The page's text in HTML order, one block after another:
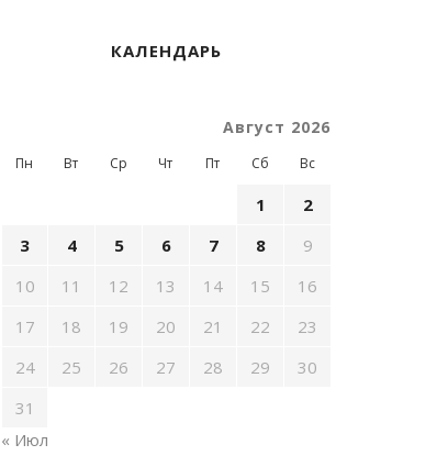
КАЛЕНДАРЬ
Август 2026
Пн Вт Ср Чт Пт Сб Вс
1
2
3
4 5 6 7 8
9
10
11 12 13 14 15
16
17
18 19 20 21 22
23
24
25 26 27 28 29
30
31
« Июл